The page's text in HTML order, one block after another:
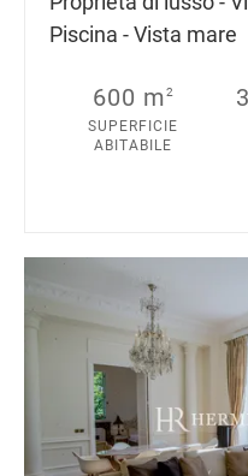
Piscina - Vista mare
600 m2
SUPERFICIE
ABITABILE